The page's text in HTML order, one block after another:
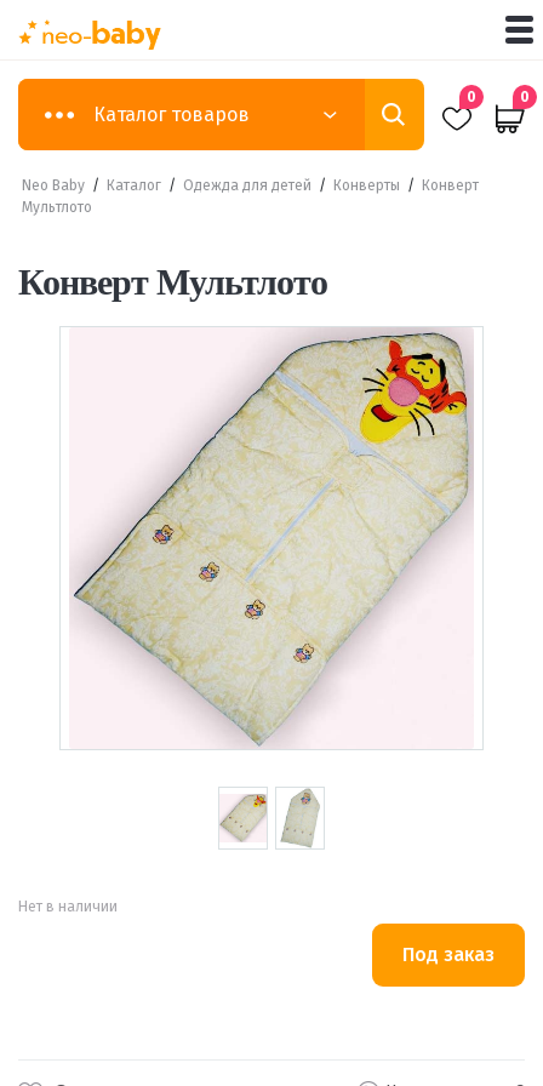
Каталог товаров
0 0
Neo Baby / Каталог / Одежда для детей / Конверты /
Конверт
Мультлото
Конверт Мультлото
Нет в наличии